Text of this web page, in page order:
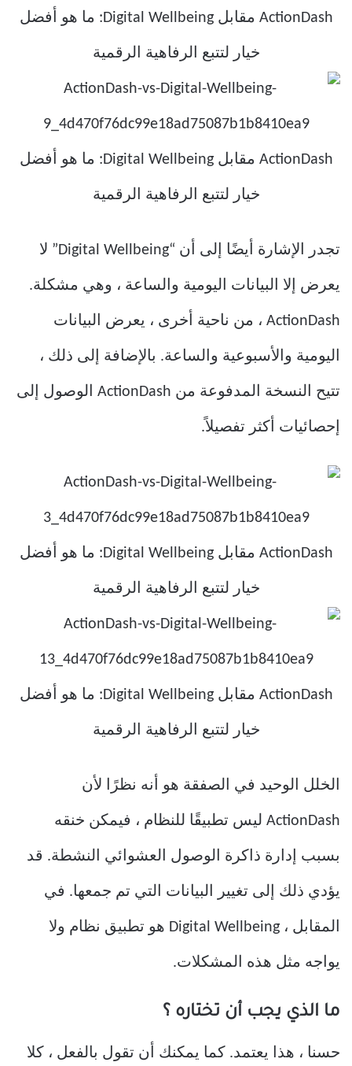
تجدر الإشارة أيضًا إلى أن “Digital Wellbeing” لا
يعرض إلا البيانات اليومية والساعة ، وهي مشكلة.
ActionDash ، من ناحية أخرى ، يعرض البيانات
اليومية والأسبوعية والساعة. بالإضافة إلى ذلك ،
تتيح النسخة المدفوعة من ActionDash الوصول إلى
إحصائيات أكثر تفصيلاً.
الخلل الوحيد في الصفقة هو أنه نظرًا لأن
ActionDash ليس تطبيقًا للنظام ، فيمكن خنقه
بسبب إدارة ذاكرة الوصول العشوائي النشطة. قد
يؤدي ذلك إلى تغيير البيانات التي تم جمعها. في
المقابل ، Digital Wellbeing هو تطبيق نظام ولا
يواجه مثل هذه المشكلات.
ما الذي يجب أن تختاره ؟
حسنا ، هذا يعتمد. كما يمكنك أن تقول بالفعل ، كلا